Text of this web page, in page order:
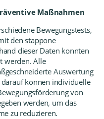
Maßnahmen
Bewegungstests,
denstappone
dieser Daten konnten
werden. Alle
Auswertung
können individuelle
von
werden, um das
zu reduzieren.